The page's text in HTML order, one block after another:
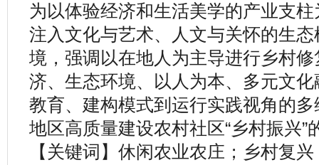
为以体验经济和生活美学的产业支柱
注入文化与艺术、人文与关怀的生
境，强调以在地人为主导进行乡村
济、生态环境、以人为本、多元文
教育、建构模式到运行实践视角的
地区高质量建设农村社区“乡村振兴”
【关键词】休闲农业农庄；乡村复